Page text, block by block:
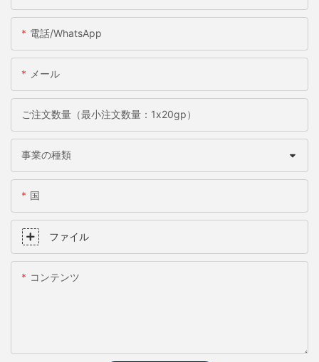
電話/WhatsApp
メール
ご注文数量（最小注文数量：1x20gp）
事業の種類
国
ファイル
コンテンツ